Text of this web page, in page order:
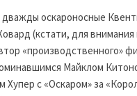
оскароносные
(кстати, для внимания
«производственного»
Майклом
Хупер с «Оскаром» за